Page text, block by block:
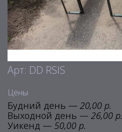
Арт: DD RSIS
Цены
Будний день — 20,00 р.
Выходной день — 26,00 р.
Уикенд — 50,00 р.